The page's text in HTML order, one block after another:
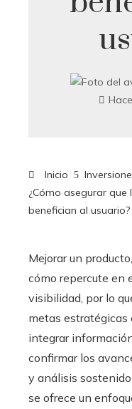
Inicio
¿Cómo asegurar
benefician al usuario?
Mejorar un
cómo repercute en
visibilidad, por lo
metas estratégicas
integrar
confirmar los
y análisis
se ofrece un